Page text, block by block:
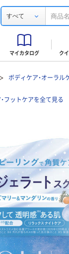
すべて
マイカタログ ク
ボディケア・オーラル
フットケアを全て見る